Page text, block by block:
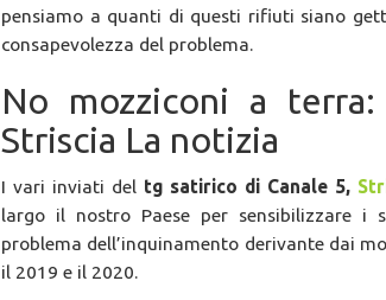
pensiamo a quanti di questi rifiuti siano
consapevolezza del problema.
No mozziconi a terra:
Striscia La notizia
I vari inviati del tg satirico di Canale 5,
largo il nostro Paese per sensibilizzare i
problema dell’inquinamento derivante dai
il 2019 e il 2020.